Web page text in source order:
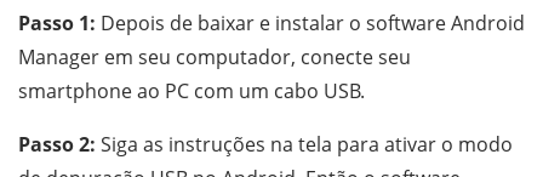
Passo 1: Depois de baixar e instalar o software Android
Manager em seu computador, conecte seu
smartphone ao PC com um cabo USB.
Passo 2: Siga as instruções na tela para ativar o modo